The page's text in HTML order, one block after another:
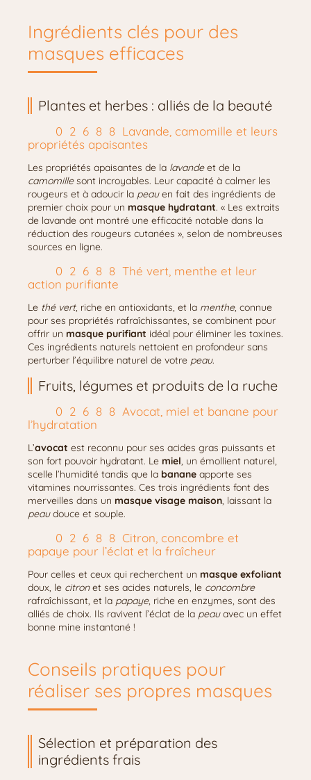
Ingrédients clés pour des
masques efficaces
Plantes et herbes : alliés de la beauté
Lavande, camomille et leurs
propriétés apaisantes
Les propriétés apaisantes de la lavandeet de la
camomillesont incroyables. Leur capacité à calmer les
rougeurs et à adoucir la peauen fait des ingrédients de
premier choix pour un masque hydratant. « Les extraits
de lavande ont montré une efficacité notable dans la
réduction des rougeurs cutanées », selon de nombreuses
sources en ligne.
Thé vert, menthe et leur
action purifiante
Le thé vert, riche en antioxidants, et la menthe, connue
pour ses propriétés rafraîchissantes, se combinent pour
offrir un masque purifiant idéal pour éliminer les toxines.
Ces ingrédients naturels nettoient en profondeur sans
perturber l’équilibre naturel de votre peau.
Fruits, légumes et produits de la ruche
Avocat, miel et banane pour
l’hydratation
L’avocat est reconnu pour ses acides gras puissants et
son fort pouvoir hydratant. Le miel, un émollient naturel,
scelle l’humidité tandis que la banane apporte ses
vitamines nourrissantes. Ces trois ingrédients font des
merveilles dans un masque visage maison, laissant la
peaudouce et souple.
Citron, concombre et
papaye pour l’éclat et la fraîcheur
Pour celles et ceux qui recherchent un masque exfoliant
doux, le citronet ses acides naturels, le concombre
rafraîchissant, et la papaye, riche en enzymes, sont des
alliés de choix. Ils ravivent l’éclat de la peauavec un effet
bonne mine instantané !
Conseils pratiques pour
réaliser ses propres masques
Sélection et préparation des
ingrédients frais